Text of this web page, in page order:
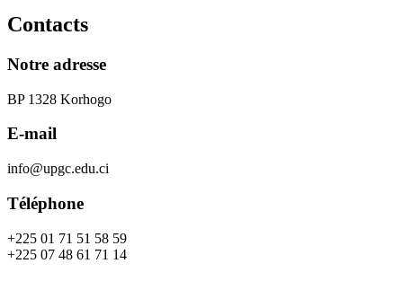
Contacts
Notre adresse
BP 1328 Korhogo
E-mail
info@upgc.edu.ci
Téléphone
+225 01 71 51 58 59
+225 07 48 61 71 14